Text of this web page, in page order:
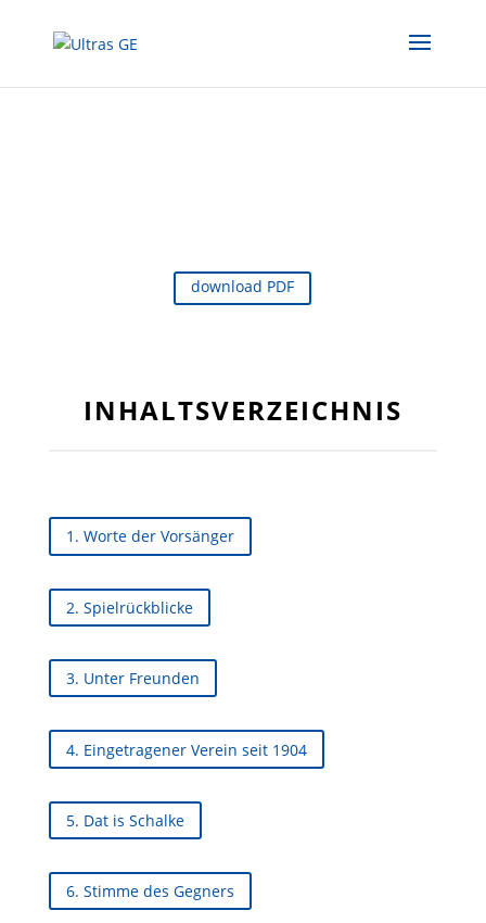
download PDF
INHALTSVERZEICHNIS
1. Worte der Vorsänger
2. Spielrückblicke
3. Unter Freunden
4. Eingetragener Verein seit 1904
5. Dat is Schalke
6. Stimme des Gegners